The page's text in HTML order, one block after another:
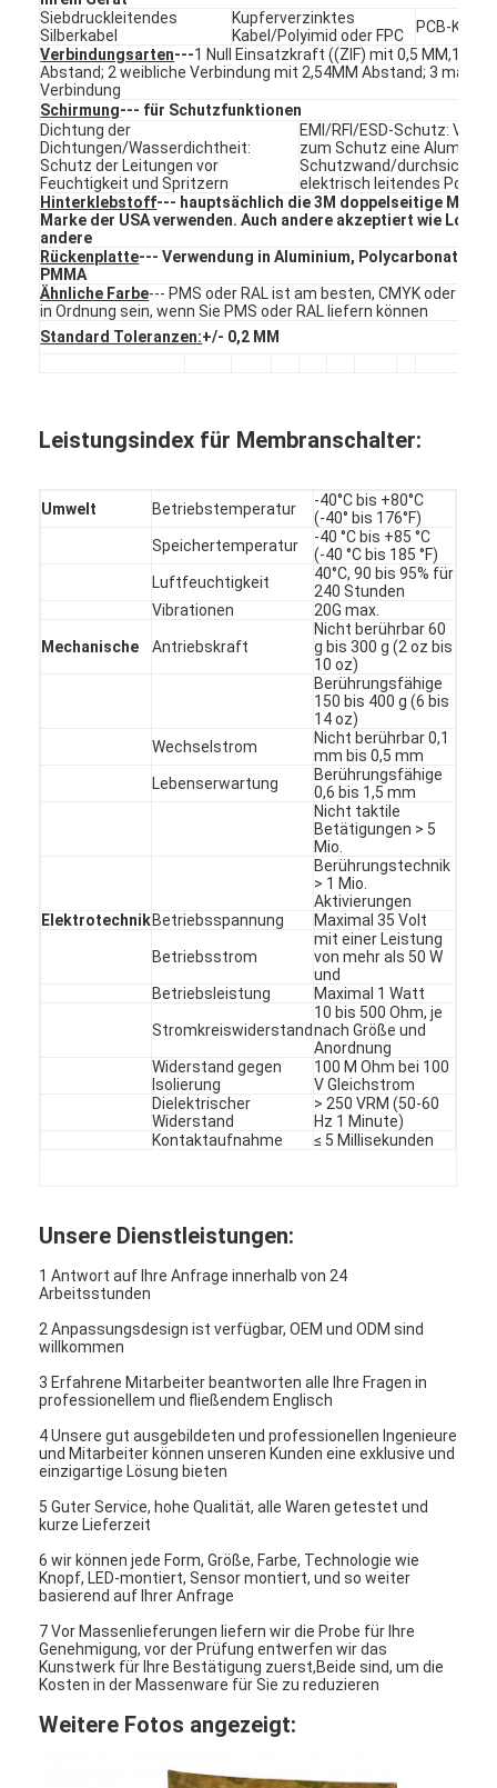
FPC-Membranschalter
Wasserdichter Membranschalter
Digitale Druck-Membran-Schalter
Hintergrundbeleuchteter Membranschalter
Grafische Überlagerung
Medizinischer Membranschalter
Schalter mit flacher Membran
Kapazitiver Membranschalter
PCB- und Silicone Gummi-Membranschalter
Schutzfolie und Verpackung aus Spurenpapier
Siebdruckleitendes
Silberkabel
Kupferverzinktes
Kabel/Polyimid oder FPC
PCB-Kabel
Verbindungsarten---1 Null Einsatzkraft ((ZIF) mit 0,5
Abstand; 2 weibliche Verbindung mit 2,54MM Abstand; 3
Verbindung
Schirmung--- für Schutzfunktionen
Dichtung der
Dichtungen/Wasserdichtheit:
Schutz der Leitungen vor
Feuchtigkeit und Spritzern
EMI/RFI/ESD-Schutz:
zum Schutz eine
Schutzwand/
elektrisch leitendes
Hinterklebstoff--- hauptsächlich die 3M doppelseitige
Marke der USA verwenden. Auch andere akzeptiert wie
andere
Rückenplatte--- Verwendung in Aluminium, Polycarbonat,
PMMA
Ähnliche Farbe--- PMS oder RAL ist am besten, CMYK oder RGB
in Ordnung sein, wenn Sie PMS oder RAL liefern können
Standard Toleranzen:+/- 0,2 MM
Leistungsindex für Membranschalter:
Umwelt Betriebstemperatur
-40°C bis +80°C
(-40° bis 176°F)
Speichertemperatur
-40 °C bis +85 °C
(-40 °C bis 185 °F)
Luftfeuchtigkeit
40°C, 90 bis 95% für
240 Stunden
Vibrationen
20G max.
Mechanische Antriebskraft
Nicht berührbar 60
g bis 300 g (2 oz bis
10 oz)
Berührungsfähige
150 bis 400 g (6 bis
14 oz)
Wechselstrom
Nicht berührbar 0,1
mm bis 0,5 mm
Lebenserwartung
Berührungsfähige
0,6 bis 1,5 mm
Nicht taktile
Betätigungen > 5
Mio.
Berührungstechnik
> 1 Mio.
Aktivierungen
ElektrotechnikBetriebsspannung Maximal 35 Volt
Betriebsstrom
mit einer Leistung
von mehr als 50 W
und
Betriebsleistung
Maximal 1 Watt
Stromkreiswiderstand
10 bis 500 Ohm, je
nach Größe und
Anordnung
Widerstand gegen
Isolierung
100 M Ohm bei 100
V Gleichstrom
Dielektrischer
Widerstand
> 250 VRM (50-60
Hz 1 Minute)
Kontaktaufnahme
≤ 5 Millisekunden
Unsere Dienstleistungen:
1 Antwort auf Ihre Anfrage innerhalb von 24
Arbeitsstunden
2 Anpassungsdesign ist verfügbar, OEM und ODM sind
willkommen
3 Erfahrene Mitarbeiter beantworten alle Ihre Fragen in
professionellem und fließendem Englisch
4 Unsere gut ausgebildeten und professionellen Ingenieure
und Mitarbeiter können unseren Kunden eine exklusive und
einzigartige Lösung bieten
5 Guter Service, hohe Qualität, alle Waren getestet und
kurze Lieferzeit
6 wir können jede Form, Größe, Farbe, Technologie wie
Knopf, LED-montiert, Sensor montiert, und so weiter
basierend auf Ihrer Anfrage
7 Vor Massenlieferungen liefern wir die Probe für Ihre
Genehmigung, vor der Prüfung entwerfen wir das
Kunstwerk für Ihre Bestätigung zuerst,Beide sind, um die
Kosten in der Massenware für Sie zu reduzieren
Weitere Fotos angezeigt: